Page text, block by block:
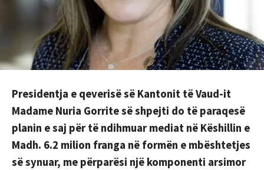
Presidentja e qeverisë së Kantonit të Vaud-it
Madame Nuria Gorrite së shpejti do të paraqesë
planin e saj për të ndihmuar mediat në Këshillin e
Madh. 6.2 milion franga në formën e mbështetjes
së synuar, me përparësi një komponenti arsimor